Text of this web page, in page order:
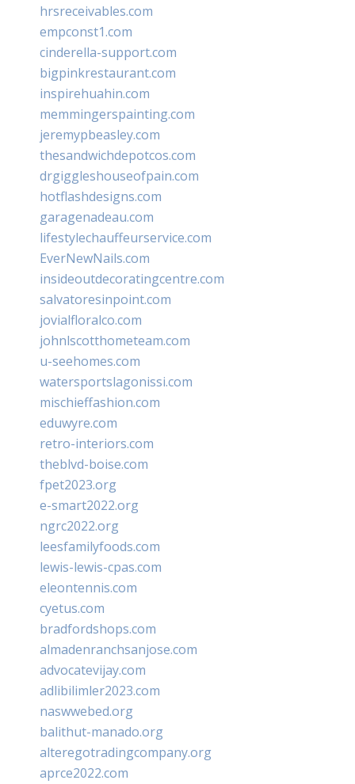
hrsreceivables.com
empconst1.com
cinderella-support.com
bigpinkrestaurant.com
inspirehuahin.com
memmingerspainting.com
jeremypbeasley.com
thesandwichdepotcos.com
drgiggleshouseofpain.com
hotflashdesigns.com
garagenadeau.com
lifestylechauffeurservice.com
EverNewNails.com
insideoutdecoratingcentre.com
salvatoresinpoint.com
jovialfloralco.com
johnlscotthometeam.com
u-seehomes.com
watersportslagonissi.com
mischieffashion.com
eduwyre.com
retro-interiors.com
theblvd-boise.com
fpet2023.org
e-smart2022.org
ngrc2022.org
leesfamilyfoods.com
lewis-lewis-cpas.com
eleontennis.com
cyetus.com
bradfordshops.com
almadenranchsanjose.com
advocatevijay.com
adlibilimler2023.com
naswwebed.org
balithut-manado.org
alteregotradingcompany.org
aprce2022.com